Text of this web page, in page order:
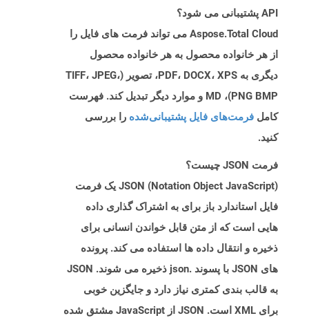
API پشتیبانی می شود؟
Aspose.Total Cloud می تواند فرمت های فایل را
از هر خانواده محصول به هر خانواده محصول
دیگری به PDF، DOCX، XPS، تصویر (TIFF، JPEG،
PNG BMP)، MD و موارد دیگر تبدیل کند. فهرست
کامل فرمت‌های فایل پشتیبانی‌شده را بررسی
کنید.
فرمت JSON چیست؟
JSON (Notation Object JavaScript) یک فرمت
فایل استاندارد باز برای به اشتراک گذاری داده
هایی است که از متن قابل خواندن انسانی برای
ذخیره و انتقال داده ها استفاده می کند. پرونده
های JSON با پسوند .json ذخیره می شوند. JSON
به قالب بندی کمتری نیاز دارد و جایگزین خوبی
برای XML است. JSON از JavaScript مشتق شده